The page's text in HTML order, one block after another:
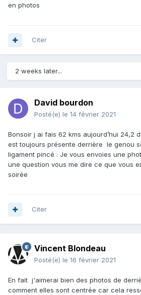
en photos
Citer
2 weeks later...
David bourdon
Posté(e) le 14 février 2021
Bonsoir j ai fais 62 kms aujourd’hui 24,2
est toujours présente derrière le genou
ligament pincé . Je vous envoies une
une question vous me dire ce que vous
soirée
Citer
Vincent Blondeau
Posté(e) le 16 février 2021
En fait j'aimerai bien des photos de
comment elles sont centrée car cela